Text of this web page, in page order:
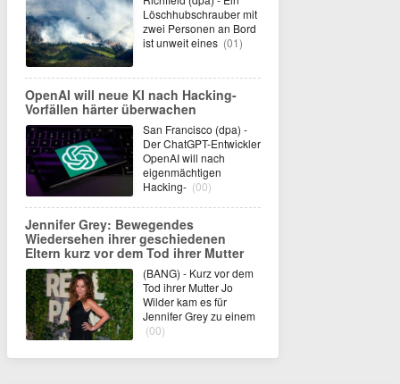
Löschhubschrauber mit
zwei Personen an Bord
ist unweit eines (01)
OpenAI will neue KI nach Hacking-
Vorfällen härter überwachen
San Francisco (dpa) -
Der ChatGPT-Entwickler
OpenAI will nach
eigenmächtigen
Hacking- (00)
Jennifer Grey: Bewegendes
Wiedersehen ihrer geschiedenen
Eltern kurz vor dem Tod ihrer Mutter
(BANG) - Kurz vor dem
Tod ihrer Mutter Jo
Wilder kam es für
Jennifer Grey zu einem
(00)